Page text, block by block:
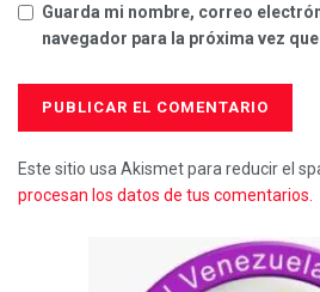
Guarda mi nombre, correo
navegador para la próxima vez
Este sitio usa Akismet para reducir el
procesan los datos de tus comentarios.